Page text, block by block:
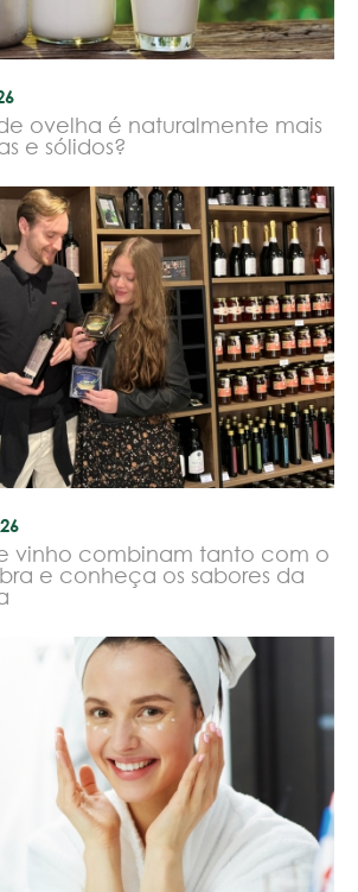
ovelha é naturalmente mais
e sólidos?
vinho combinam tanto com o
e conheça os sabores da